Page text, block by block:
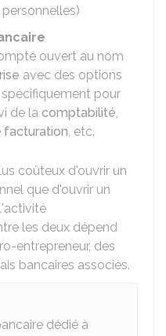
ouvert au nom
avec des options
pour
de la comptabilité,
facturation, etc.
coûteux d'ouvrir un
que d'ouvrir un
les deux dépend
entrepreneur, des
bancaires associés.
dédié à